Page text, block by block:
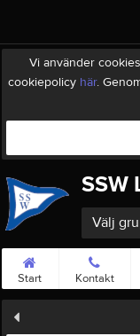
Vi använder
cookiepolicy här.
SSW
Välj
Start Kontakt